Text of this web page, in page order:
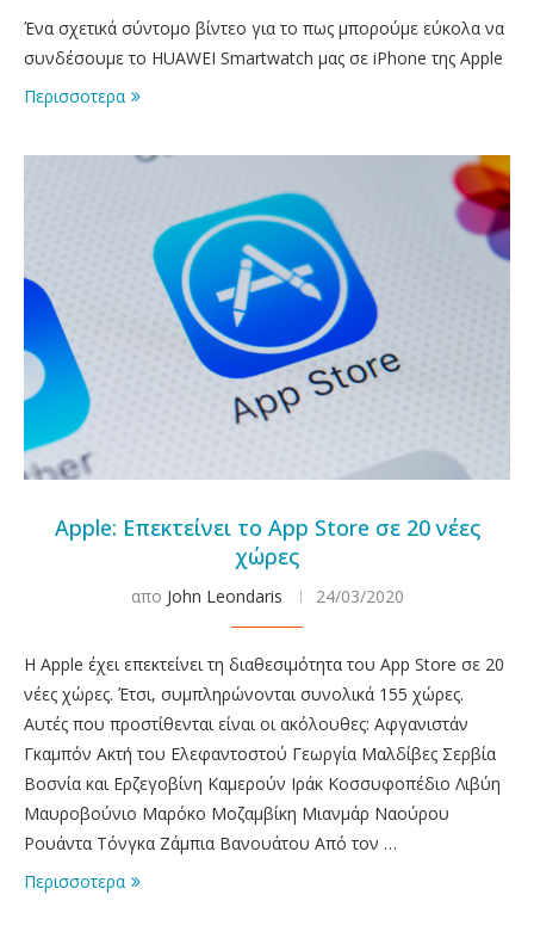
Ένα σχετικά σύντομο βίντεο για το πως μπορούμε εύκολα να
συνδέσουμε το HUAWEI Smartwatch μας σε iPhone της Apple
Περισσοτερα
Apple: Επεκτείνει το App Store σε 20 νέες
χώρες
απο John Leondaris 24/03/2020
Η Apple έχει επεκτείνει τη διαθεσιμότητα του App Store σε 20
νέες χώρες. Έτσι, συμπληρώνονται συνολικά 155 χώρες.
Αυτές που προστίθενται είναι οι ακόλουθες: Αφγανιστάν
Γκαμπόν Ακτή του Ελεφαντοστού Γεωργία Μαλδίβες Σερβία
Βοσνία και Ερζεγοβίνη Καμερούν Ιράκ Κοσσυφοπέδιο Λιβύη
Μαυροβούνιο Μαρόκο Μοζαμβίκη Μιανμάρ Ναούρου
Ρουάντα Τόνγκα Ζάμπια Βανουάτου Από τον …
Περισσοτερα